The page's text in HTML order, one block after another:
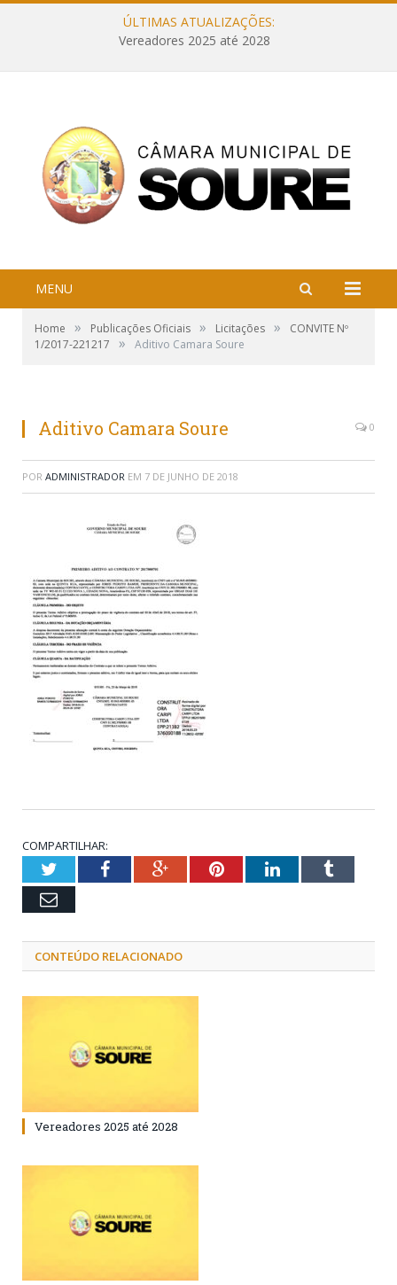
ÚLTIMAS ATUALIZAÇÕES:
Vereadores 2025 até 2028
MENU
Home » Publicações Oficiais » Licitações »
CONVITE Nº
1/2017-221217
» Aditivo Camara Soure
Aditivo Camara Soure 0
POR ADMINISTRADOR EM 7 DE JUNHO DE 2018
COMPARTILHAR:
TwitterFacebookGoogle+PinterestLinkedInTumblr
Email
CONTEÚDO RELACIONADO
Vereadores 2025 até 2028